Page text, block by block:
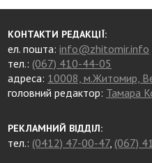
КОНТАКТИ РЕДАКЦІЇ:
ел. пошта:info@zhitomir.info
тел.: (067) 410-44-05
адреса: 10008, м.Житомир,
головний редактор: Тамара
РЕКЛАМНИЙ ВІДДІЛ:
тел.: (0412) 47-00-47, (067)